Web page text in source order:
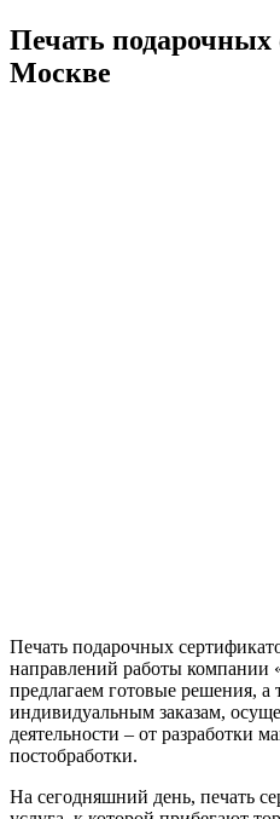
Печать подарочных
Москве
Печать подарочных
направлений работы
предлагаем готовые решения, а
индивидуальным заказам,
деятельности – от разработки
постобработки.
На сегодняшний день, печать